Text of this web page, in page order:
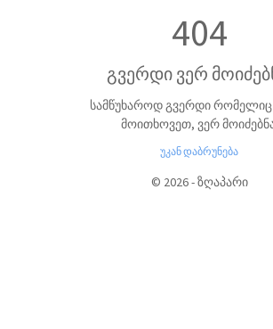
404
გვერდი ვერ
სამწუხაროდ გვერდი რომელიც
მოითხოვეთ, ვერ
უკან დაბრუნება
© 2026-ზღაპარი